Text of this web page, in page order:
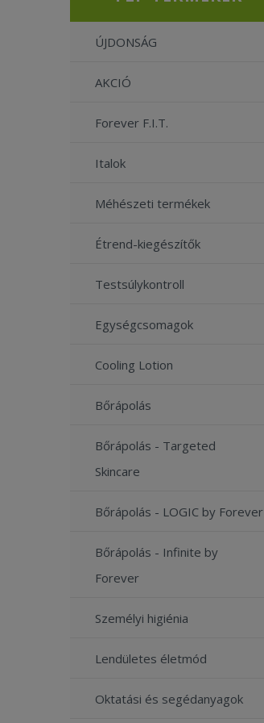
ÚJDONSÁG
AKCIÓ
Forever F.I.T.
Italok
Méhészeti termékek
Étrend-kiegészítők
Testsúlykontroll
Egységcsomagok
Cooling Lotion
Bőrápolás
Bőrápolás - Targeted
Skincare
Bőrápolás - LOGIC by Forever
Bőrápolás - Infinite by
Forever
Személyi higiénia
Lendületes életmód
Oktatási és segédanyagok